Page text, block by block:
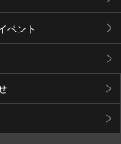
ベント